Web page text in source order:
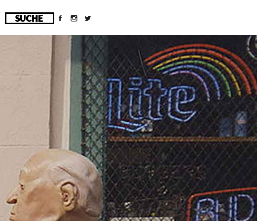
/homepages/10/d43051023/htdocs/wordpress/wp-